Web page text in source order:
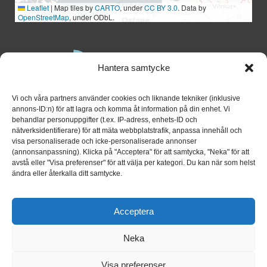
Hantera samtycke
Vi och våra partners använder cookies och liknande tekniker (inklusive
annons-ID:n) för att lagra och komma åt information på din enhet. Vi
behandlar personuppgifter (t.ex. IP-adress, enhets-ID och
nätverksidentifierare) för att mäta webbplatstrafik, anpassa innehåll och
visa personaliserade och icke-personaliserade annonser
(annonsanpassning). Klicka på "Acceptera" för att samtycka, "Neka" för att
avstå eller "Visa preferenser" för att välja per kategori. Du kan när som helst
ändra eller återkalla ditt samtycke.
Acceptera
Neka
Visa preferenser
Leaflet | Map tiles byCARTO, underCC BY 3.0. Data by
OpenStreetMap, under ODbL.
© Copyright – Lexium Group AB 2014-2024